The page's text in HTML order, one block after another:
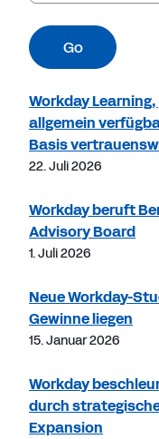
Go
Workday
allgemein
Basis
22. Juli 2026
Workday beruft
Advisory Board
1. Juli 2026
Neue Workday-
Gewinne liegen
15. Januar 2026
Workday
durch
Expansion